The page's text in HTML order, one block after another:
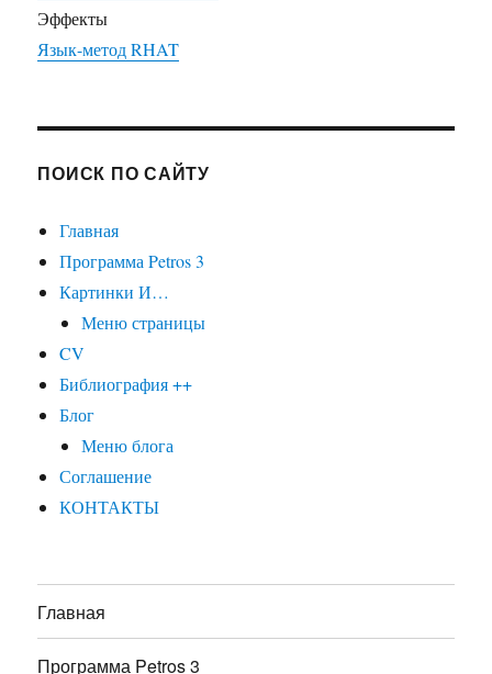
Эффекты
Язык-метод RHAT
ПОИСК ПО САЙТУ
Главная
Программа Petros 3
Картинки И…
Меню страницы
CV
Библиография ++
Блог
Меню блога
Соглашение
КОНТАКТЫ
Главная
Программа Petros 3